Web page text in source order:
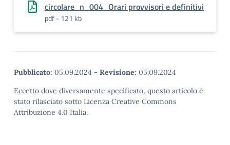
circolare_n_004_Orari provvisori e definitivi
pdf - 121 kb
Pubblicato: 05.09.2024 - Revisione: 05.09.2024
Eccetto dove diversamente specificato, questo articolo è
stato rilasciato sotto Licenza Creative Commons
Attribuzione 4.0 Italia.